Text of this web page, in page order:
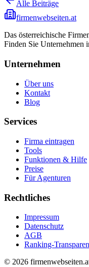
Alle Beiträge
firmenwebseiten.at
Das österreichische
Finden Sie Unternehmen
Unternehmen
Über uns
Kontakt
Blog
Services
Firma eintragen
Tools
Funktionen & Hilfe
Preise
Für Agenturen
Rechtliches
Impressum
Datenschutz
AGB
Ranking-
© 2026